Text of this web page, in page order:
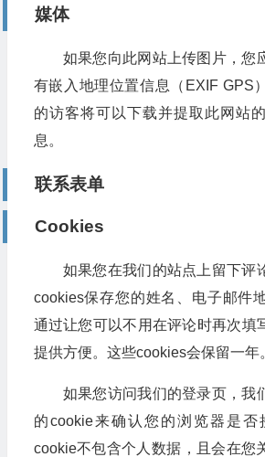
媒体
如果您向此网站上传图片，您
有嵌入地理位置信息（EXIF GPS
的访客将可以下载并提取此网站
息。
联系表单
Cookies
如果您在我们的站点上留下评
cookies保存您的姓名、电子邮件
通过让您可以不用在评论时再次填
提供方便。这些cookies会保留一年
如果您访问我们的登录页，我
的cookie来确认您的浏览器是否
cookie不包含个人数据，且会在您